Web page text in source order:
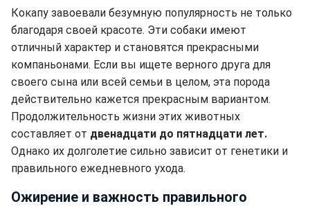
Кокапу завоевали безумную популярность не только
благодаря своей красоте. Эти собаки имеют
отличный характер и становятся прекрасными
компаньонами. Если вы ищете верного друга для
своего сына или всей семьи в целом, эта порода
действительно кажется прекрасным вариантом.
Продолжительность жизни этих животных
составляет от двенадцати до пятнадцати лет.
Однако их долголетие сильно зависит от генетики и
правильного ежедневного ухода.
Ожирение и важность правильного